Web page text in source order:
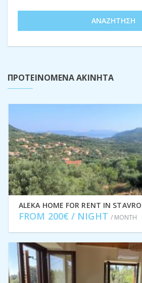
ΑΝΑΖΉΤΗΣΗ
ΠΡΟΤΕΙΝΟΜΕΝΑ ΑΚΙΝΗΤΑ
FROM 200€ / NIGHT / MONTH